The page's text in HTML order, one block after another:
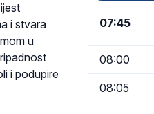
i stvara
u
i podupire
07:45
08:00
08:05